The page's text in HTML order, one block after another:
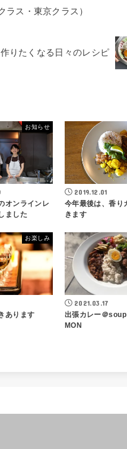
ス・東京クラス）
りたくなる日々のレシピ
お知らせ
オンラインレ
ました
2019.12.01
今年最後は、香り
きます
お楽しみ
あります
2021.03.17
出張カレー＠
MON